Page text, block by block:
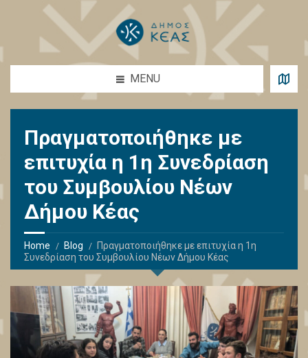
MENU
Πραγματοποιήθηκε με
επιτυχία η 1η Συνεδρίαση
του Συμβουλίου Νέων
Δήμου Κέας
Home Blog
Πραγματοποιήθηκε με επιτυχία η 1η
Συνεδρίαση του Συμβουλίου Νέων Δήμου Κέας